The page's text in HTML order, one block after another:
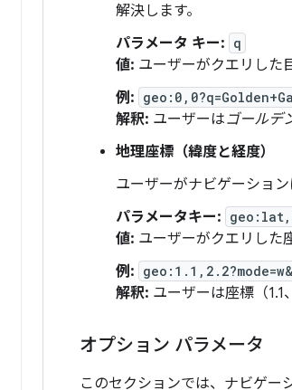
解決します。
パラメータ キー: q
値: ユーザーがクエリした
例:
解釈: ユーザーはゴールデ
地理座標（緯度と経度）
ユーザーがナビゲーショ
パラメータキー:
値: ユーザーがクエリした
例:
解釈: ユーザーは座標（1.1
オプション パラメータ
このセクションでは、ナビゲー